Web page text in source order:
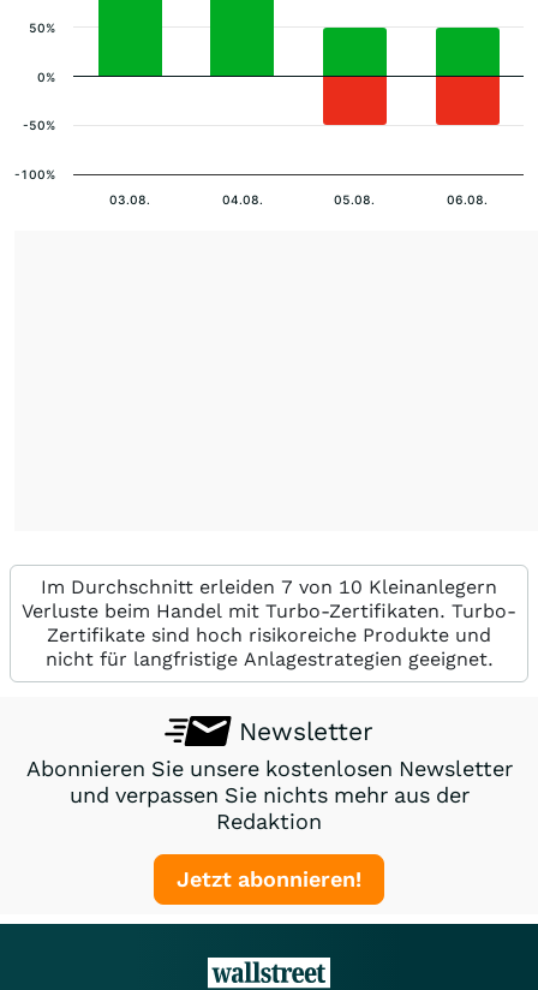
03.08. 04.08. 05.08. 06.08.
-100%
-50%
0%
50%
Im Durchschnitt erleiden 7 von 10 Kleinanlegern
Verluste beim Handel mit Turbo-Zertifikaten. Turbo-
Zertifikate sind hoch risikoreiche Produkte und
nicht für langfristige Anlagestrategien geeignet.
Newsletter
Abonnieren Sie unsere kostenlosen Newsletter
und verpassen Sie nichts mehr aus der
Redaktion
Jetzt abonnieren!